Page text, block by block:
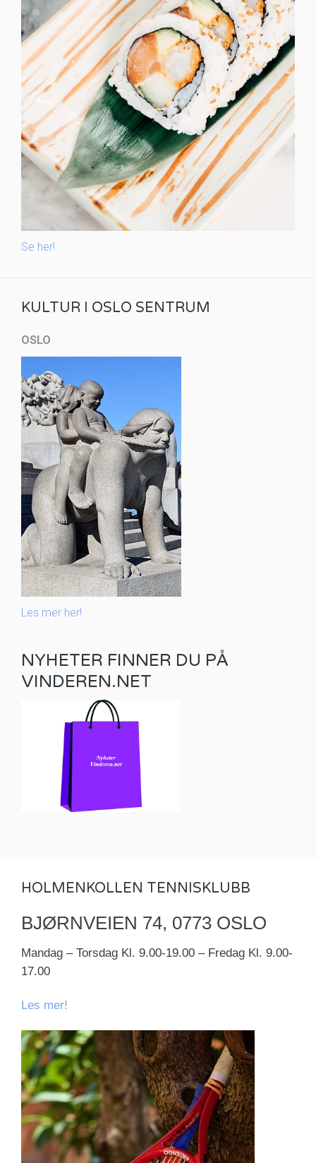
Se her!
KULTUR I OSLO SENTRUM
OSLO
Les mer her!
NYHETER FINNER DU PÅ
VINDEREN.NET
HOLMENKOLLEN TENNISKLUBB
BJØRNVEIEN 74, 0773 OSLO
Mandag – Torsdag Kl. 9.00-19.00 – Fredag Kl. 9.00-
17.00
Les mer!